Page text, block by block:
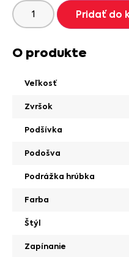
Pridať do
O produkte
Veľkosť
Zvršok
Podšívka
Podošva
Podrážka hrúbka
Farba
Štýl
Zapínanie